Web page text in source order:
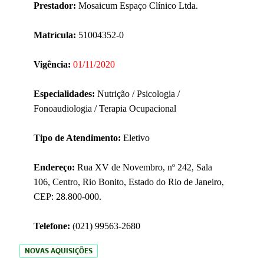
Prestador: Mosaicum Espaço Clínico Ltda.
Matrícula: 51004352-0
Vigência: 01/11/2020
Especialidades: Nutrição / Psicologia /
Fonoaudiologia / Terapia Ocupacional
Tipo de Atendimento: Eletivo
Endereço: Rua XV de Novembro, nº 242, Sala
106, Centro, Rio Bonito, Estado do Rio de Janeiro,
CEP: 28.800-000.
Telefone: (021) 99563-2680
NOVAS AQUISIÇÕES